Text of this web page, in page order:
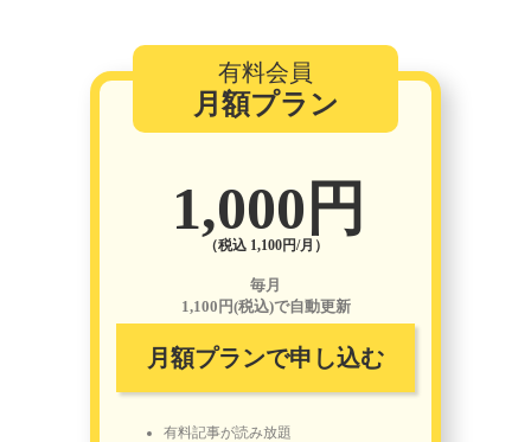
有料会員
月額プラン
1,000円
（税込 1,100円/月）
毎月
1,100円(税込)で自動更新
月額プランで申し込む
有料記事が読み放題